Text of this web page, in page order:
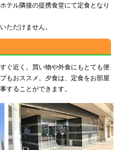
テル隣接の提携食堂にて定食となり
ただけません。
ぐ近く。買い物や外食にもとても便
もおススメ。夕食は、定食をお部屋
することができます。